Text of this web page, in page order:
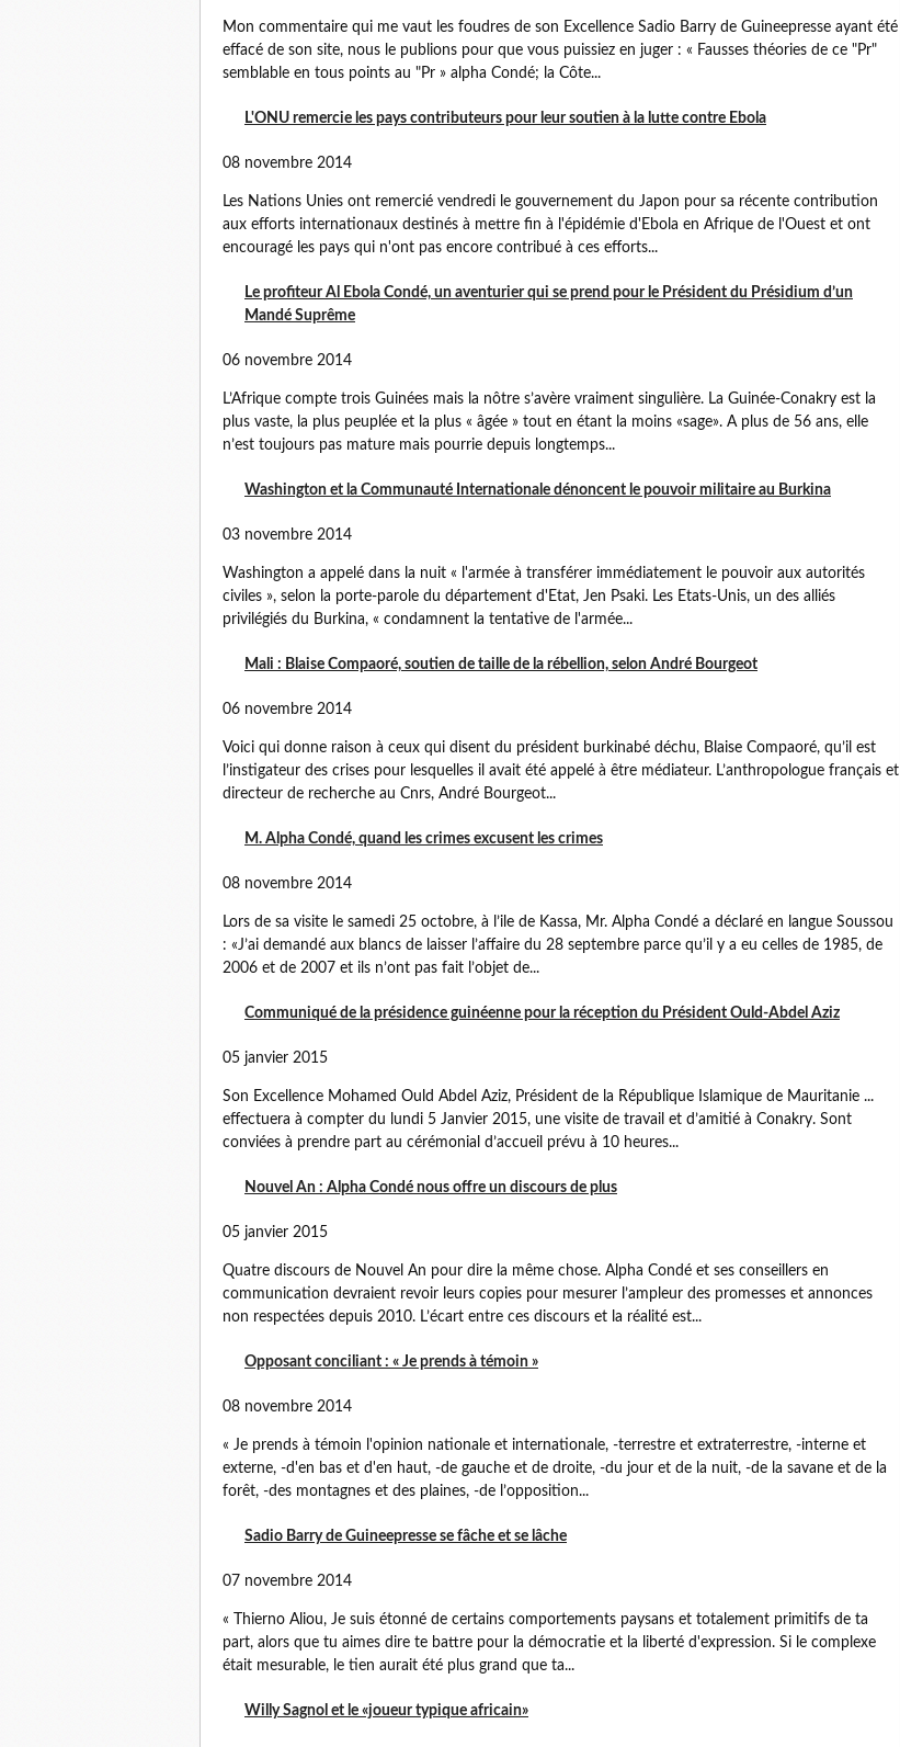
Mon commentaire qui me vaut les foudres de son Excellence Sadio Barry de Guineepresse ayant été
effacé de son site, nous le publions pour que vous puissiez en juger : « Fausses théories de ce "Pr"
semblable en tous points au "Pr » alpha Condé; la Côte...
L'ONU remercie les pays contributeurs pour leur soutien à la lutte contre Ebola
08 novembre 2014
Les Nations Unies ont remercié vendredi le gouvernement du Japon pour sa récente contribution
aux efforts internationaux destinés à mettre fin à l'épidémie d'Ebola en Afrique de l'Ouest et ont
encouragé les pays qui n'ont pas encore contribué à ces efforts...
Le profiteur Al Ebola Condé, un aventurier qui se prend pour le Président du Présidium d’un
Mandé Suprême
06 novembre 2014
L’Afrique compte trois Guinées mais la nôtre s’avère vraiment singulière. La Guinée-Conakry est la
plus vaste, la plus peuplée et la plus « âgée » tout en étant la moins «sage». A plus de 56 ans, elle
n’est toujours pas mature mais pourrie depuis longtemps...
Washington et la Communauté Internationale dénoncent le pouvoir militaire au Burkina
03 novembre 2014
Washington a appelé dans la nuit « l'armée à transférer immédiatement le pouvoir aux autorités
civiles », selon la porte-parole du département d'Etat, Jen Psaki. Les Etats-Unis, un des alliés
privilégiés du Burkina, « condamnent la tentative de l'armée...
Mali : Blaise Compaoré, soutien de taille de la rébellion, selon André Bourgeot
06 novembre 2014
Voici qui donne raison à ceux qui disent du président burkinabé déchu, Blaise Compaoré, qu’il est
l’instigateur des crises pour lesquelles il avait été appelé à être médiateur. L’anthropologue français et
directeur de recherche au Cnrs, André Bourgeot...
M. Alpha Condé, quand les crimes excusent les crimes
08 novembre 2014
Lors de sa visite le samedi 25 octobre, à l’ile de Kassa, Mr. Alpha Condé a déclaré en langue Soussou
: «J’ai demandé aux blancs de laisser l’affaire du 28 septembre parce qu’il y a eu celles de 1985, de
2006 et de 2007 et ils n’ont pas fait l’objet de...
Communiqué de la présidence guinéenne pour la réception du Président Ould-Abdel Aziz
05 janvier 2015
Son Excellence Mohamed Ould Abdel Aziz, Président de la République Islamique de Mauritanie ...
effectuera à compter du lundi 5 Janvier 2015, une visite de travail et d’amitié à Conakry. Sont
conviées à prendre part au cérémonial d’accueil prévu à 10 heures...
Nouvel An : Alpha Condé nous offre un discours de plus
05 janvier 2015
Quatre discours de Nouvel An pour dire la même chose. Alpha Condé et ses conseillers en
communication devraient revoir leurs copies pour mesurer l’ampleur des promesses et annonces
non respectées depuis 2010. L’écart entre ces discours et la réalité est...
Opposant conciliant : « Je prends à témoin »
08 novembre 2014
« Je prends à témoin l'opinion nationale et internationale, -terrestre et extraterrestre, -interne et
externe, -d'en bas et d'en haut, -de gauche et de droite, -du jour et de la nuit, -de la savane et de la
forêt, -des montagnes et des plaines, -de l’opposition...
Sadio Barry de Guineepresse se fâche et se lâche
07 novembre 2014
« Thierno Aliou, Je suis étonné de certains comportements paysans et totalement primitifs de ta
part, alors que tu aimes dire te battre pour la démocratie et la liberté d'expression. Si le complexe
était mesurable, le tien aurait été plus grand que ta...
Willy Sagnol et le «joueur typique africain»